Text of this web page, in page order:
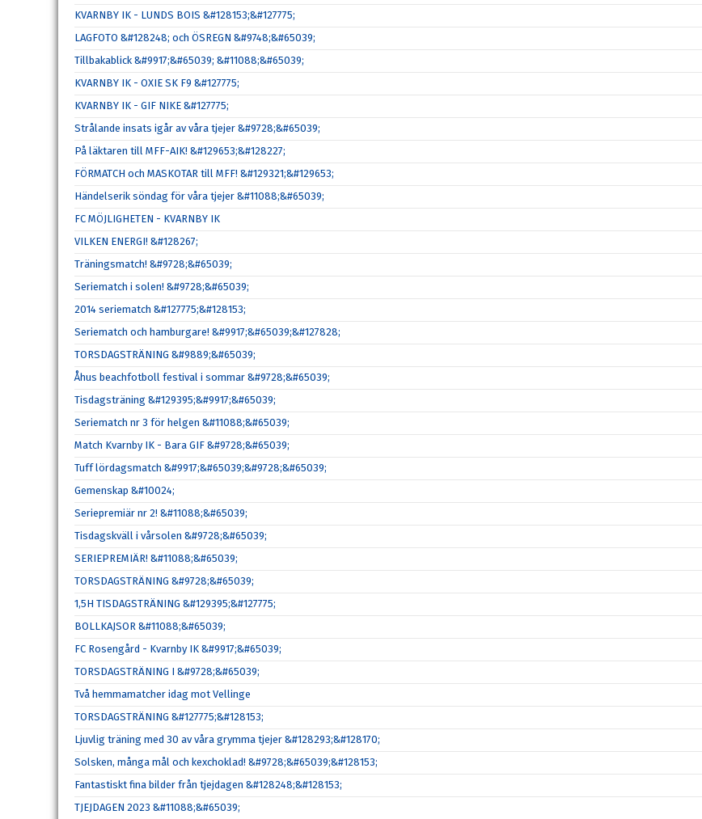
KVARNBY IK - LUNDS BOIS &#128153;&#127775;
LAGFOTO &#128248; och ÖSREGN &#9748;&#65039;
Tillbakablick &#9917;&#65039; &#11088;&#65039;
KVARNBY IK - OXIE SK F9 &#127775;
KVARNBY IK - GIF NIKE &#127775;
Strålande insats igår av våra tjejer &#9728;&#65039;
På läktaren till MFF-AIK! &#129653;&#128227;
FÖRMATCH och MASKOTAR till MFF! &#129321;&#129653;
Händelserik söndag för våra tjejer &#11088;&#65039;
FC MÖJLIGHETEN - KVARNBY IK
VILKEN ENERGI! &#128267;
Träningsmatch! &#9728;&#65039;
Seriematch i solen! &#9728;&#65039;
2014 seriematch &#127775;&#128153;
Seriematch och hamburgare! &#9917;&#65039;&#127828;
TORSDAGSTRÄNING &#9889;&#65039;
Åhus beachfotboll festival i sommar &#9728;&#65039;
Tisdagsträning &#129395;&#9917;&#65039;
Seriematch nr 3 för helgen &#11088;&#65039;
Match Kvarnby IK - Bara GIF &#9728;&#65039;
Tuff lördagsmatch &#9917;&#65039;&#9728;&#65039;
Gemenskap &#10024;
Seriepremiär nr 2! &#11088;&#65039;
Tisdagskväll i vårsolen &#9728;&#65039;
SERIEPREMIÄR! &#11088;&#65039;
TORSDAGSTRÄNING &#9728;&#65039;
1,5H TISDAGSTRÄNING &#129395;&#127775;
BOLLKAJSOR &#11088;&#65039;
FC Rosengård - Kvarnby IK &#9917;&#65039;
TORSDAGSTRÄNING I &#9728;&#65039;
Två hemmamatcher idag mot Vellinge
TORSDAGSTRÄNING &#127775;&#128153;
Ljuvlig träning med 30 av våra grymma tjejer &#128293;&#128170;
Solsken, många mål och kexchoklad! &#9728;&#65039;&#128153;
Fantastiskt fina bilder från tjejdagen &#128248;&#128153;
TJEJDAGEN 2023 &#11088;&#65039;